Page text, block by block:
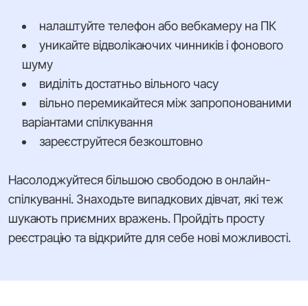
налаштуйте телефон або вебкамеру на ПК
уникайте відволікаючих чинників і фонового
шуму
виділіть достатньо вільного часу
вільно перемикайтеся між запропонованими
варіантами спілкування
зареєструйтеся безкоштовно
Насолоджуйтеся більшою свободою в онлайн-
спілкуванні. Знаходьте випадкових дівчат, які теж
шукають приємних вражень. Пройдіть просту
реєстрацію та відкрийте для себе нові можливості.